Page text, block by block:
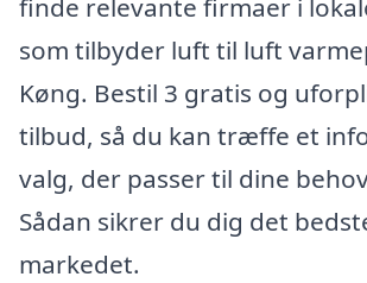
finde relevante firmaer i
som tilbyder luft til luft
Køng. Bestil 3 gratis og
tilbud, så du kan træffe et
valg, der passer til dine
Sådan sikrer du dig det
markedet.